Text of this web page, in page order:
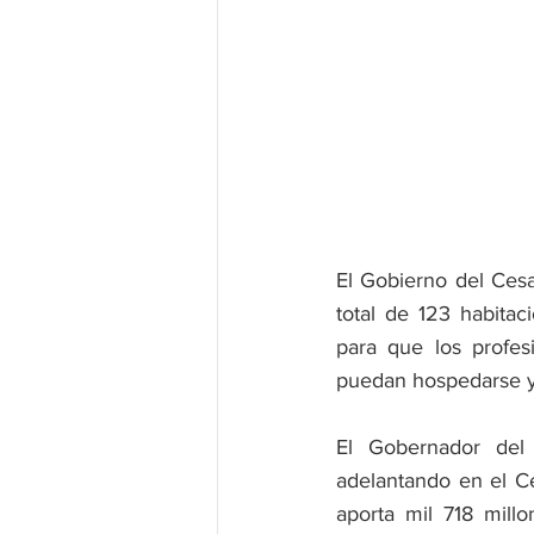
El Gobierno del
total de 123
para que los
puedan hospedarse
El Gobernador
adelantando en el
aporta mil 718